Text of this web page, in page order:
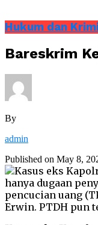
Hukum dan
Bareskrim
By
admin
Published on May 8,